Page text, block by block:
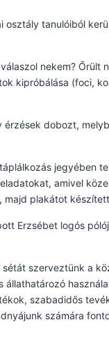
tanulóiból
nekem? Őrült
kipróbálása (foci,
dobozt,
jegyében
amivel
majd plakátot
Erzsébet logós
szerveztünk a
szabadidős
számára